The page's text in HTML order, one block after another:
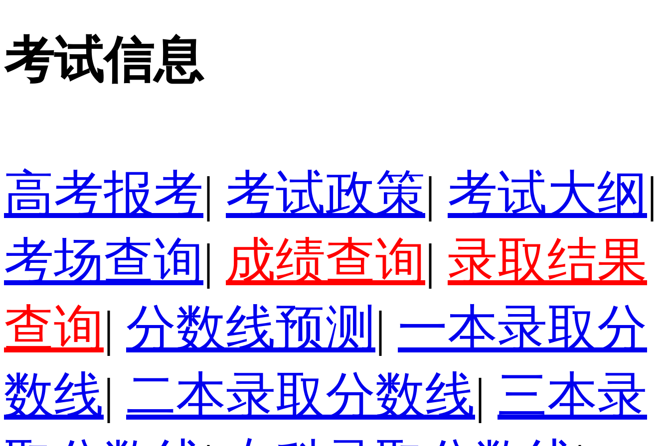
考试信息
高考报考| 考试政策| 考试大纲 |
考场查询| 成绩查询| 录取结果
查询| 分数线预测 | 一本录取分
数线| 二本录取分数线| 三本录